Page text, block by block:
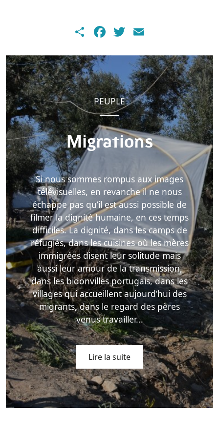
ShareFacebook
Twitter
PEUPLE
Migrations
Si nous sommes rompus aux images
télévisuelles, en revanche il ne nous
échappe pas qu’il est aussi possible de
filmer la dignité humaine, en ces temps
difficiles. La dignité, dans les camps de
réfugiés, dans les cuisines où les mères
immigrées disent leur solitude mais
aussi leur amour de la transmission,
dans les bidonvilles portugais, dans les
villages qui accueillent aujourd’hui des
migrants, dans le regard des pères
venus travailler...
Lire la suite